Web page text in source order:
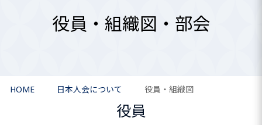
役員・組織図・部会
HOME 日本人会について 役員・組織図
役員